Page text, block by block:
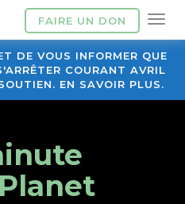
FAIRE UN DON
DE VOUS INFORMER QUE
COURANT AVRIL
EN SAVOIR PLUS.